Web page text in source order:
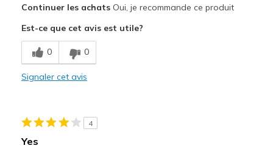
Comfortable
Durable
Casual Wear
Continuer les achatsOui, je recommande ce produit
Est-ce que cet avis est utile?
0 0
Signaler cet avis
4
Yes